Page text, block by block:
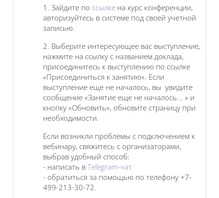
1. Зайдите по ссылке на курс конференции,
авторизуйтесь в системе под своей учетной
записью.
2. Выберите интересующее вас выступление,
нажмите на ссылку с названием доклада,
присоединитесь к выступлению по ссылке
«Присоединиться к занятию». Если
выступление еще не началось, вы увидите
сообщение «Занятие еще не началось... » и
кнопку «Обновить», обновите страницу при
необходимости.
Если возникли проблемы с подключением к
вебинару, свяжитесь с организаторами,
выбрав удобный способ:
- написать в Telegram-чат
- обратиться за помощью по телефону +7-
499-213-30-72.